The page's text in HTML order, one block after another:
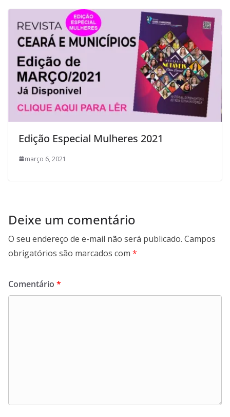
Edição Especial Mulheres 2021
março 6, 2021
Deixe um comentário
O seu endereço de e-mail não será publicado. Campos
obrigatórios são marcados com *
Comentário *